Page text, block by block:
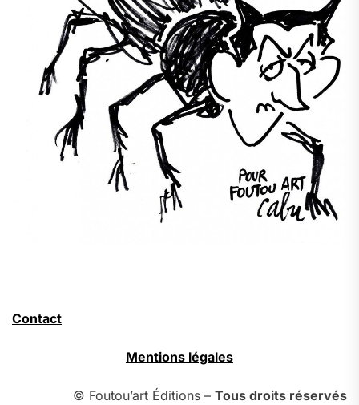
Contact
Mentions légales
© Foutou’art Éditions – Tous droits réservés